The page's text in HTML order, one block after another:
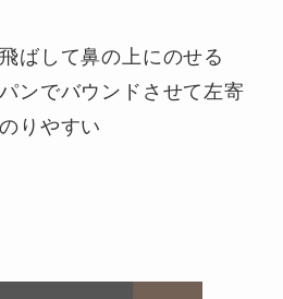
ばして鼻の上にのせる
ンでバウンドさせて左寄
りやすい